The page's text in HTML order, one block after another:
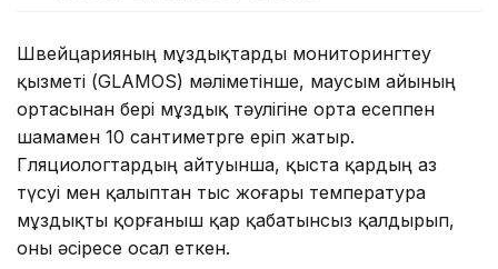
Швейцарияның мұздықтарды мониторингтеу
қызметі (GLAMOS) мәліметінше, маусым айының
ортасынан бері мұздық тәулігіне орта есеппен
шамамен 10 сантиметрге еріп жатыр.
Гляциологтардың айтуынша, қыста қардың аз
түсуі мен қалыптан тыс жоғары температура
мұздықты қорғаныш қар қабатынсыз қалдырып,
оны әсіресе осал еткен.